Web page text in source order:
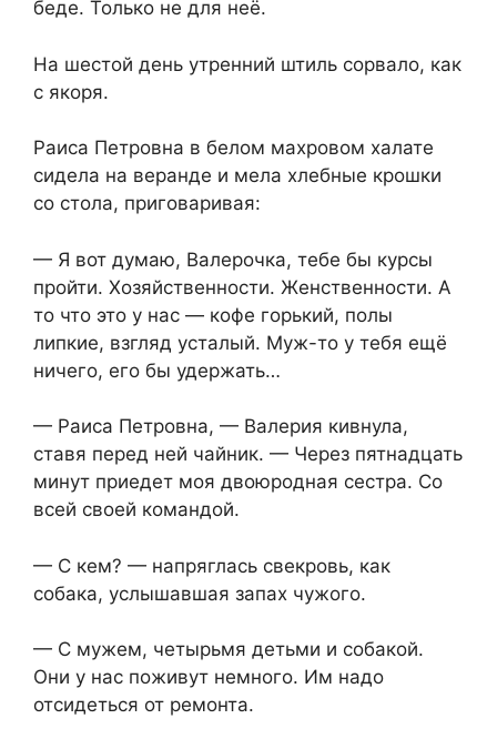
беде. Только не для неё.
На шестой день утренний штиль сорвало, как
с якоря.
Раиса Петровна в белом махровом халате
сидела на веранде и мела хлебные крошки
со стола, приговаривая:
— Я вот думаю, Валерочка, тебе бы курсы
пройти. Хозяйственности. Женственности. А
то что это у нас — кофе горький, полы
липкие, взгляд усталый. Муж-то у тебя ещё
ничего, его бы удержать…
— Раиса Петровна, — Валерия кивнула,
ставя перед ней чайник. — Через пятнадцать
минут приедет моя двоюродная сестра. Со
всей своей командой.
— С кем? — напряглась свекровь, как
собака, услышавшая запах чужого.
— С мужем, четырьмя детьми и собакой.
Они у нас поживут немного. Им надо
отсидеться от ремонта.